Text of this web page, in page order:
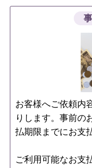
お客様へご依頼内
りします。事前の
払期限までにお支
ご利用可能なお支